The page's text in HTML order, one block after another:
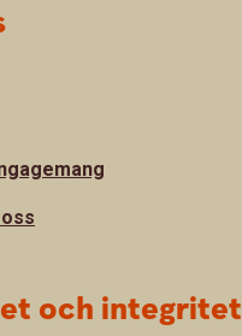
och integritet